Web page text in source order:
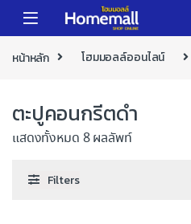
Skip to navigation
Skip to content
หน้าหลัก โฮมมอลล์ออนไลน์
ตะปูคอนกรีตดำ
แสดงทั้งหมด 8 ผลลัพท์
Filters